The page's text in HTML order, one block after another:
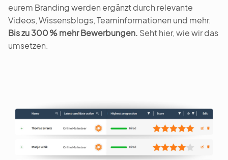
eurem Branding werden ergänzt durch relevante
Videos, Wissensblogs, Teaminformationen und mehr.
Bis zu 300 % mehr Bewerbungen. Seht hier, wie wir das
umsetzen.